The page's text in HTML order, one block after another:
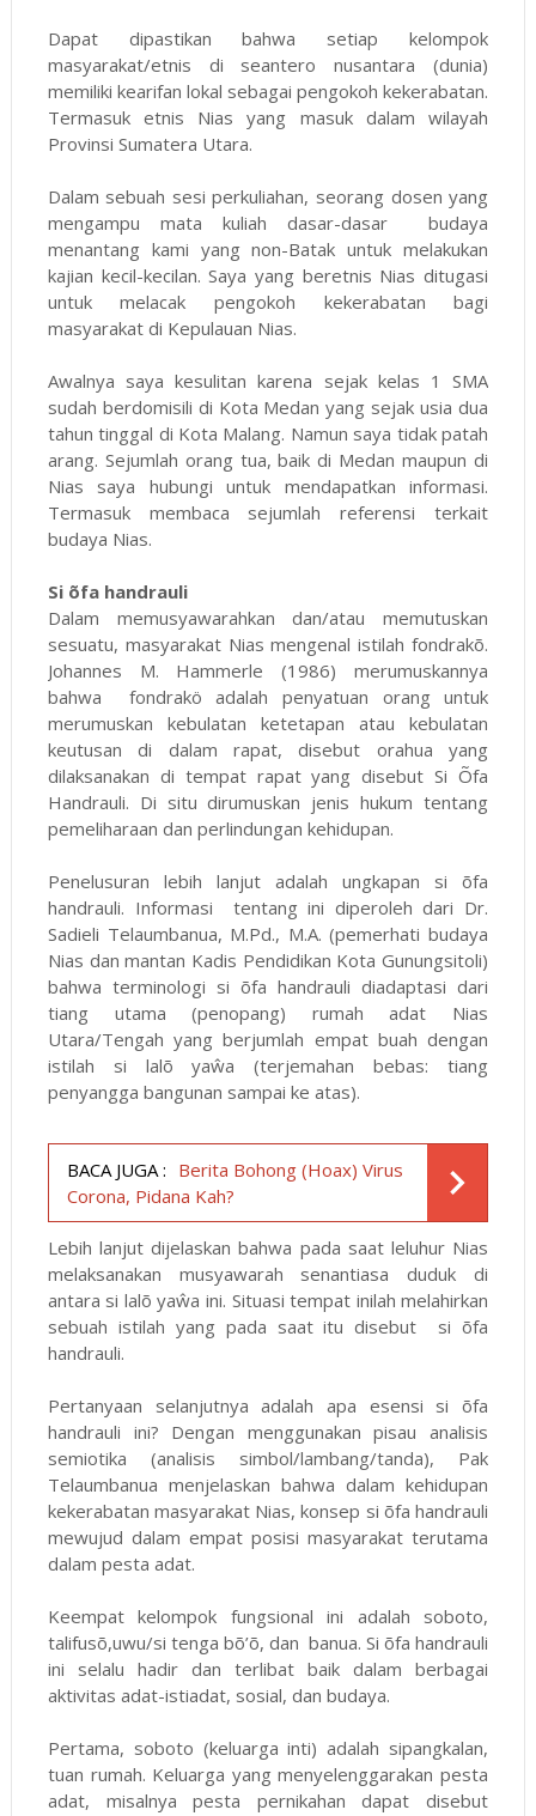
Dapat dipastikan bahwa setiap kelompok
masyarakat/etnis di seantero nusantara (dunia)
memiliki kearifan lokal sebagai pengokoh kekerabatan.
Termasuk etnis Nias yang masuk dalam wilayah
Provinsi Sumatera Utara.
Dalam sebuah sesi perkuliahan, seorang dosen yang
mengampu mata kuliah dasar-dasar budaya
menantang kami yang non-Batak untuk melakukan
kajian kecil-kecilan. Saya yang beretnis Nias ditugasi
untuk melacak pengokoh kekerabatan bagi
masyarakat di Kepulauan Nias.
Awalnya saya kesulitan karena sejak kelas 1 SMA
sudah berdomisili di Kota Medan yang sejak usia dua
tahun tinggal di Kota Malang. Namun saya tidak patah
arang. Sejumlah orang tua, baik di Medan maupun di
Nias saya hubungi untuk mendapatkan informasi.
Termasuk membaca sejumlah referensi terkait
budaya Nias.
Si õfa handrauli
Dalam memusyawarahkan dan/atau memutuskan
sesuatu, masyarakat Nias mengenal istilah fondrakõ.
Johannes M. Hammerle (1986) merumuskannya
bahwa fondrakö adalah penyatuan orang untuk
merumuskan kebulatan ketetapan atau kebulatan
keutusan di dalam rapat, disebut orahua yang
dilaksanakan di tempat rapat yang disebut Si Õfa
Handrauli. Di situ dirumuskan jenis hukum tentang
pemeliharaan dan perlindungan kehidupan.
Penelusuran lebih lanjut adalah ungkapan si õfa
handrauli. Informasi tentang ini diperoleh dari Dr.
Sadieli Telaumbanua, M.Pd., M.A. (pemerhati budaya
Nias dan mantan Kadis Pendidikan Kota Gunungsitoli)
bahwa terminologi si õfa handrauli diadaptasi dari
tiang utama (penopang) rumah adat Nias
Utara/Tengah yang berjumlah empat buah dengan
istilah si lalõ yaŵa (terjemahan bebas: tiang
penyangga bangunan sampai ke atas).
BACA JUGA : Berita Bohong (Hoax) Virus
Corona, Pidana Kah?
Lebih lanjut dijelaskan bahwa pada saat leluhur Nias
melaksanakan musyawarah senantiasa duduk di
antara si lalõ yaŵa ini. Situasi tempat inilah melahirkan
sebuah istilah yang pada saat itu disebut si õfa
handrauli.
Pertanyaan selanjutnya adalah apa esensi si õfa
handrauli ini? Dengan menggunakan pisau analisis
semiotika (analisis simbol/lambang/tanda), Pak
Telaumbanua menjelaskan bahwa dalam kehidupan
kekerabatan masyarakat Nias, konsep si õfa handrauli
mewujud dalam empat posisi masyarakat terutama
dalam pesta adat.
Keempat kelompok fungsional ini adalah soboto,
talifusõ,uwu/si tenga bõ’õ, dan banua. Si õfa handrauli
ini selalu hadir dan terlibat baik dalam berbagai
aktivitas adat-istiadat, sosial, dan budaya.
Pertama, soboto (keluarga inti) adalah sipangkalan,
tuan rumah. Keluarga yang menyelenggarakan pesta
adat, misalnya pesta pernikahan dapat disebut